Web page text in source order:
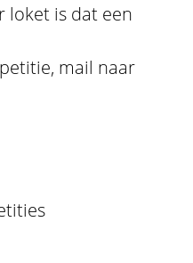
loket is dat een
mail naar